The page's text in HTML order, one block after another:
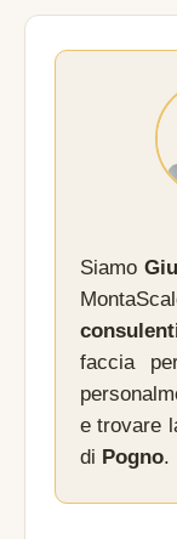
Siamo
faccia
e trovare
di Pogno.